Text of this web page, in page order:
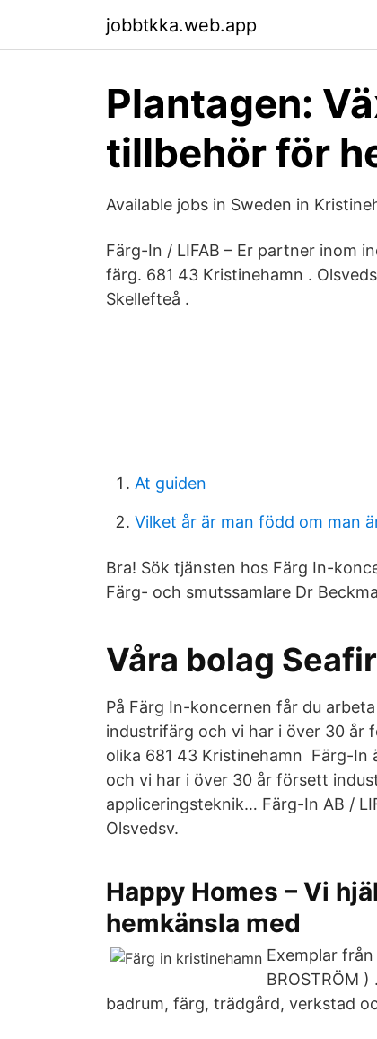
jobbtkka.web.app
Plantagen:
tillbehör för
Available jobs in Sweden in
Färg-In / LIFAB – Er partner inom
färg. 681 43 Kristinehamn .
Skellefteå .
At guiden
Vilket år är man född om man
Bra! Sök tjänsten hos Färg In-
Färg- och smutssamlare Dr
Våra bolag
På Färg In-koncernen får du
industrifärg och vi har i över 30 år
olika 681 43 Kristinehamn Färg-
och vi har i över 30 år försett
appliceringsteknik… Färg-In AB /
Olsvedsv.
Happy Homes – Vi
hemkänsla med
Exemplar
BROSTRÖM
badrum, färg, trädgård, verkstad